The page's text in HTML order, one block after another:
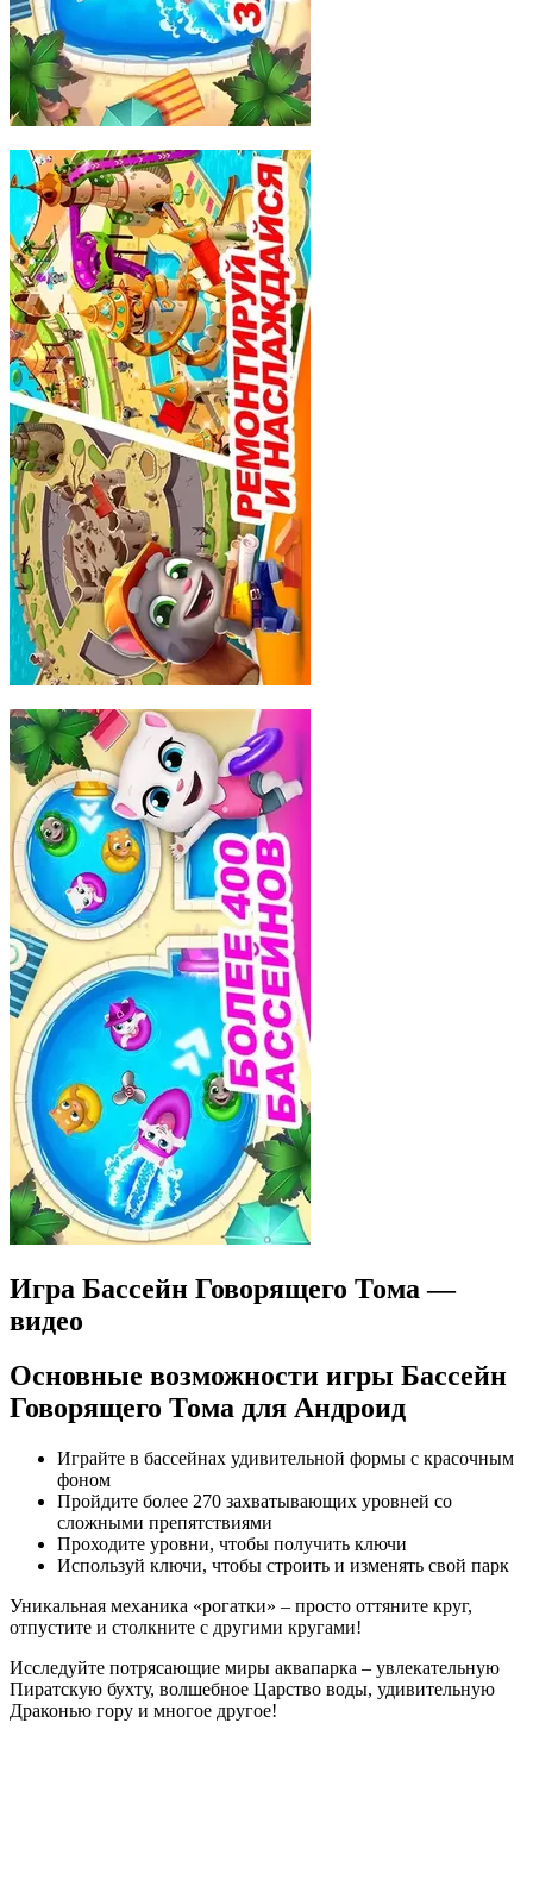
Игра Бассейн Говорящего Тома —
видео
Основные возможности игры Бассейн
Говорящего Тома для Андроид
Играйте в бассейнах удивительной формы с красочным
фоном
Пройдите более 270 захватывающих уровней со
сложными препятствиями
Проходите уровни, чтобы получить ключи
Используй ключи, чтобы строить и изменять свой парк
Уникальная механика «рогатки» – просто оттяните круг,
отпустите и столкните с другими кругами!
Исследуйте потрясающие миры аквапарка – увлекательную
Пиратскую бухту, волшебное Царство воды, удивительную
Драконью гору и многое другое!